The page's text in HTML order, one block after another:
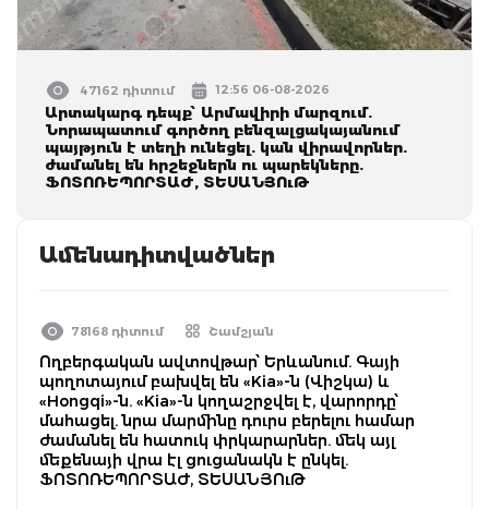
47162 դիտում 12:56 06-08-2026
Արտակարգ դեպք՝ Արմավիրի մարզում.
Նորապատում գործող բենզալցակայանում
պայթյուն է տեղի ունեցել. կան վիրավորներ.
ժամանել են հրշեջներն ու պարեկները.
ՖՈՏՈՌԵՊՈՐՏԱԺ, ՏԵՍԱՆՅՈւԹ
Ամենադիտվածներ
78168 դիտում Շամշյան
Ողբերգական ավտովթար՝ Երևանում. Գայի
պողոտայում բախվել են «Kia»-ն (Վիշկա) և
«Hongqi»-ն. «Kia»-ն կողաշրջվել է, վարորդը՝
մահացել. նրա մարմինը դուրս բերելու համար
ժամանել են հատուկ փրկարարներ. մեկ այլ
մեքենայի վրա էլ ցուցանակն է ընկել.
ՖՈՏՈՌԵՊՈՐՏԱԺ, ՏԵՍԱՆՅՈւԹ